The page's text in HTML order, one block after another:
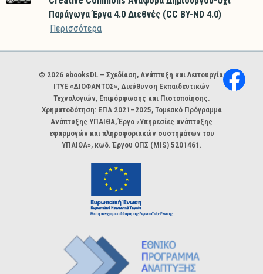
Παράγωγα Έργα 4.0 Διεθνές (CC BY-ND 4.0)
Περισσότερα
Χορηγοί και φορείς
© 2026 ebooksDL – Σχεδίαση, Ανάπτυξη και Λειτουργία:
ΙΤΥΕ «ΔΙΟΦΑΝΤΟΣ», Διεύθυνση Εκπαιδευτικών
Τεχνολογιών, Επιμόρφωσης και Πιστοποίησης.
Χρηματοδότηση: ΕΠΑ 2021–2025, Τομεακό Πρόγραμμα
Ανάπτυξης ΥΠΑΙΘΑ, Έργο «Υπηρεσίες ανάπτυξης
εφαρμογών και πληροφοριακών συστημάτων του
ΥΠΑΙΘΑ», κωδ. Έργου ΟΠΣ (MIS) 5201461.